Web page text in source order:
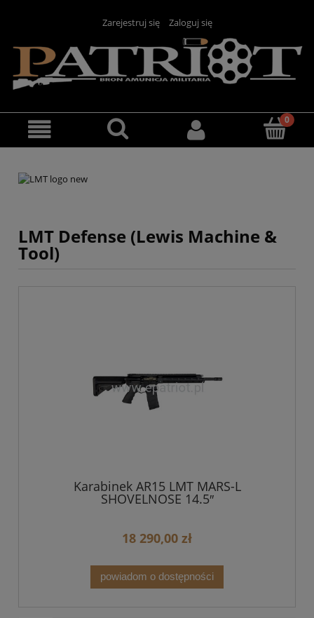
Zarejestruj się Zaloguj się
LMT Defense (Lewis Machine &
Tool)
Karabinek AR15 LMT MARS-L
SHOVELNOSE 14.5″
18 290,00 zł
powiadom o dostępności